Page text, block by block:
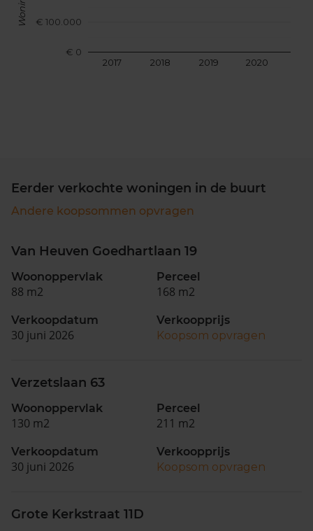
2017 2018 2019 2020
€ 0
€ 100.000
Eerder verkochte woningen in de buurt
Andere koopsommen opvragen
Van Heuven Goedhartlaan 19
Woonoppervlak
88 m2
Perceel
168 m2
Verkoopdatum
30 juni 2026
Verkoopprijs
Koopsom opvragen
Verzetslaan 63
Woonoppervlak
130 m2
Perceel
211 m2
Verkoopdatum
30 juni 2026
Verkoopprijs
Koopsom opvragen
Grote Kerkstraat 11D